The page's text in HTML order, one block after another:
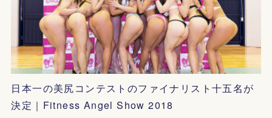
日本一の美尻コンテストのファイナリスト十五名が
決定｜Fitness Angel Show 2018